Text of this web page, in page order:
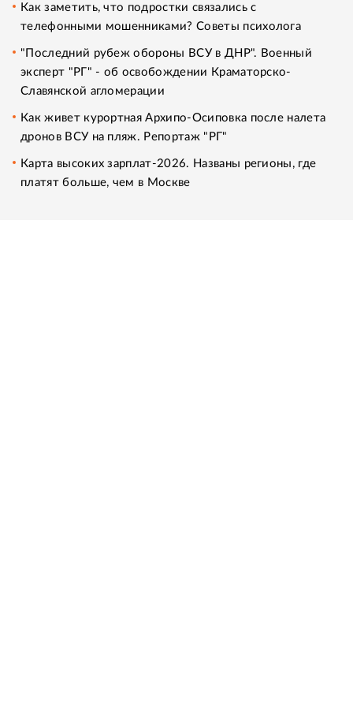
Как заметить, что подростки связались с
телефонными мошенниками? Советы психолога
"Последний рубеж обороны ВСУ в ДНР". Военный
эксперт "РГ" - об освобождении Краматорско-
Славянской агломерации
Как живет курортная Архипо-Осиповка после налета
дронов ВСУ на пляж. Репортаж "РГ"
Карта высоких зарплат-2026. Названы регионы, где
платят больше, чем в Москве